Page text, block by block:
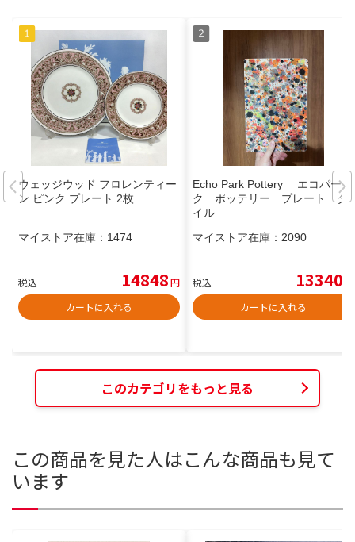
ウェッジウッド フロレンティー
ン ピンク プレート 2枚
マイストア在庫： 1474
税込 14848円
カートに入れる
Echo Park Pottery エコパー
ク ポッテリー プレート タ
イル
マイストア在庫： 2090
税込 13340
カートに入れる
このカテゴリをもっと見る
この商品を見た人はこんな商品も見て
います